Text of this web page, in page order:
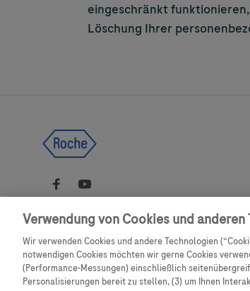
eingeschränkt
Löschung Ihrer
Diese Website enthält Informationen zu Produkten,
möglicherweise Produktdetails oder -informationen,
sind. Bitte beachten Sie, dass wir keine
Verwendung von Cookies und
Wir verwenden Cookies und andere Technologien
notwendigen Cookies möchten wir gerne Cookies
(Performance-Messungen) einschließlich
Personalisierungen bereit zu stellen, (3) um Ihnen